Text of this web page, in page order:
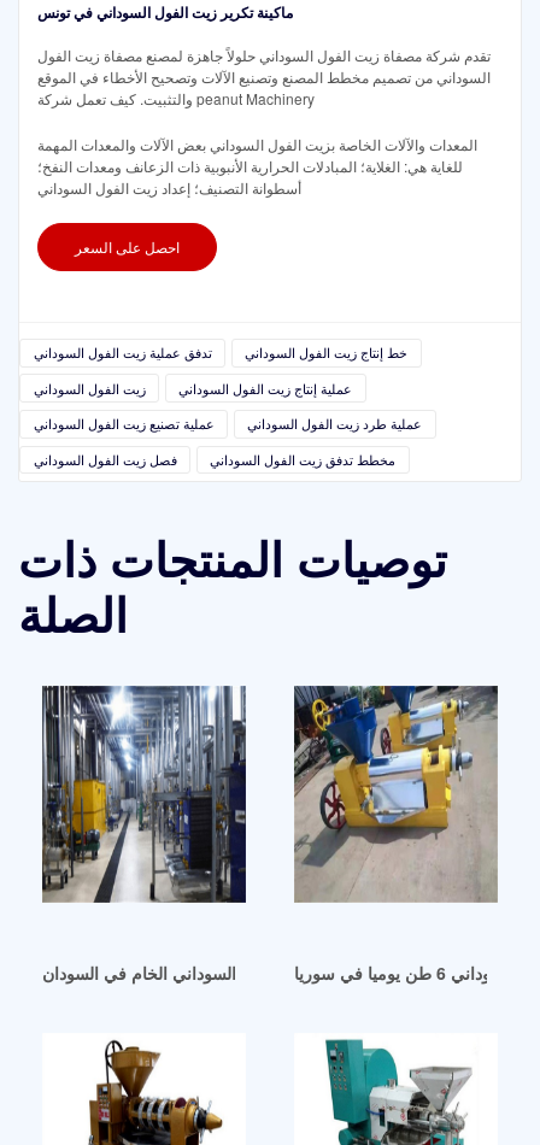
ماكينة تكرير زيت الفول السوداني في تونس
تقدم شركة مصفاة زيت الفول السوداني حلولاً جاهزة لمصنع مصفاة زيت الفول
السوداني من تصميم مخطط المصنع وتصنيع الآلات وتصحيح الأخطاء في الموقع
والتثبيت. كيف تعمل شركة peanut Machinery
المعدات والآلات الخاصة بزيت الفول السوداني بعض الآلات والمعدات المهمة
للغاية هي: الغلاية؛ المبادلات الحرارية الأنبوبية ذات الزعانف ومعدات النفخ؛
أسطوانة التصنيف؛ إعداد زيت الفول السوداني
احصل على السعر
تدفق عملية زيت الفول السوداني
خط إنتاج زيت الفول السوداني
زيت الفول السوداني
عملية إنتاج زيت الفول السوداني
عملية تصنيع زيت الفول السوداني
عملية طرد زيت الفول السوداني
فصل زيت الفول السوداني
مخطط تدفق زيت الفول السوداني
توصيات المنتجات ذات
الصلة
شركة تصنيع آلات استخلاص زيت الفول السوداني الخام في السودان
طن يوميا في سوريا